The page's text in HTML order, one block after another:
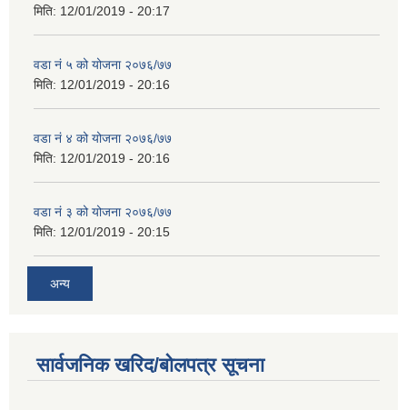
मिति: 12/01/2019 - 20:17
वडा नं ५ को योजना २०७६/७७
मिति: 12/01/2019 - 20:16
वडा नं ४ को योजना २०७६/७७
मिति: 12/01/2019 - 20:16
वडा नं ३ को योजना २०७६/७७
मिति: 12/01/2019 - 20:15
अन्य
सार्वजनिक खरिद/बोलपत्र सूचना